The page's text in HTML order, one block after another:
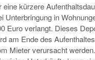
eine kürzere
Unterbringung in
Euro verlangt. Dieses
am Ende des
Mieter verursacht werden.